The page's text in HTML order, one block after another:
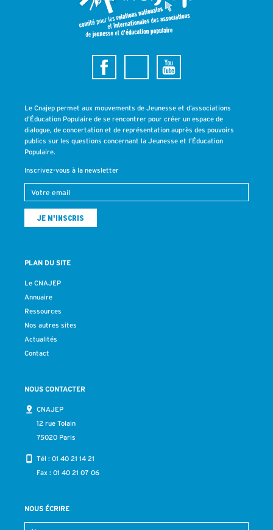
Le Cnajep permet aux mouvements de Jeunesse et d’associations
d’Éducation Populaire de se rencontrer pour créer un espace de
dialogue, de concertation et de représentation auprès des pouvoirs
publics sur les questions concernant la Jeunesse et l’Éducation
Populaire.
Inscrivez-vous à la newsletter
PLAN DU SITE
Le CNAJEP
Annuaire
Ressources
Nos autres sites
Actualités
Contact
NOUS CONTACTER
CNAJEP
12 rue Tolain
75020 Paris
Tél : 01 40 21 14 21
Fax : 01 40 21 07 06
NOUS ÉCRIRE